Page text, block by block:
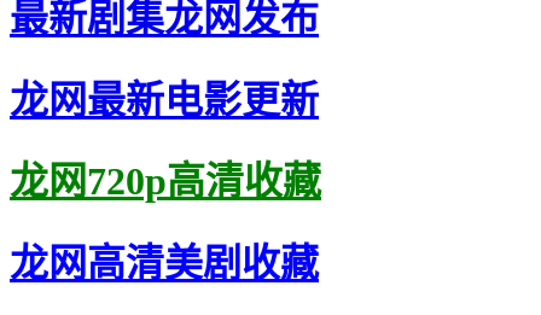
最新剧集龙网发布
龙网最新电影更新
龙网720p高清收藏
龙网高清美剧收藏